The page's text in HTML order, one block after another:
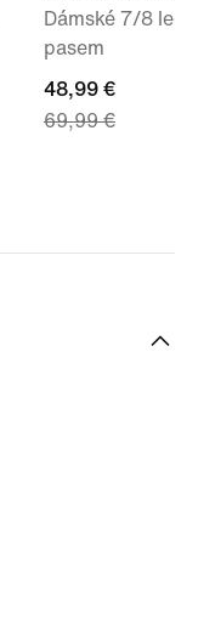
Dámské 7/8
pasem
current
price
69,99 €
48,99 €
69,99 €